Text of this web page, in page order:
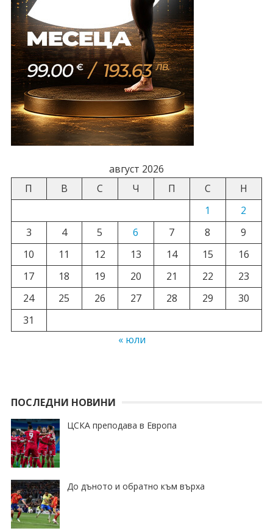
август 2026
П
В С Ч П С
Н
1
2
3
4 5 6 7 8
9
10
11 12 13 14 15
16
17
18 19 20 21 22
23
24
25 26 27 28 29
30
31
« юли
ПОСЛЕДНИ НОВИНИ
ЦСКА преподава в Европа
До дъното и обратно към върха